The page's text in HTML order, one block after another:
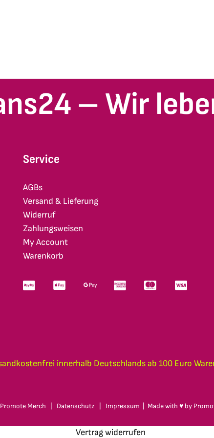
– Wir
Service
AGBs
Versand & Lieferung
Widerruf
Zahlungsweisen
My Account
Warenkorb
innerhalb Deutschlands ab 100 Euro
Promote Merch Datenschutz Impressum | Made with ♥ by
Vertrag widerrufen